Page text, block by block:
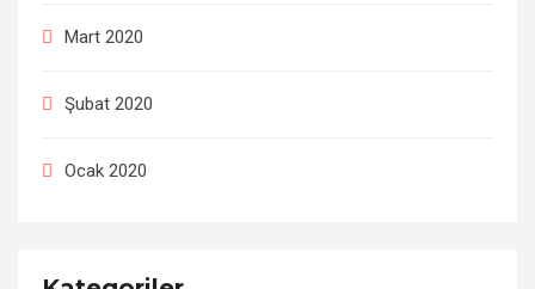
Mart 2020
Şubat 2020
Ocak 2020